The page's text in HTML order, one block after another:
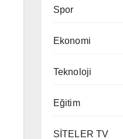
Spor
Ekonomi
Teknoloji
Eğitim
SİTELER TV